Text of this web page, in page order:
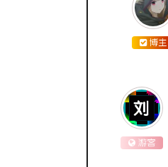
博主
游客